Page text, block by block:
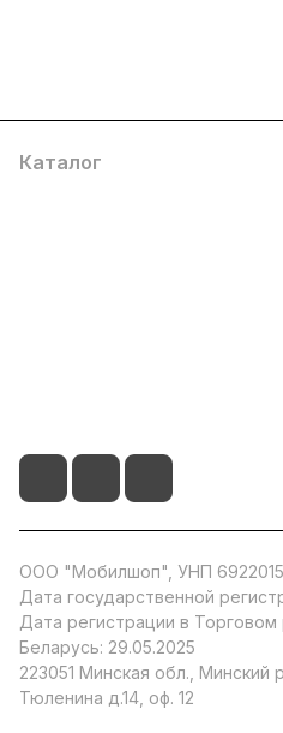
Каталог
ООО "Мобилшоп", УНП
Дата государственной
Дата регистрации в
Беларусь: 29.05.2025
223051 Минская обл., Минский
Тюленина д.14, оф. 12